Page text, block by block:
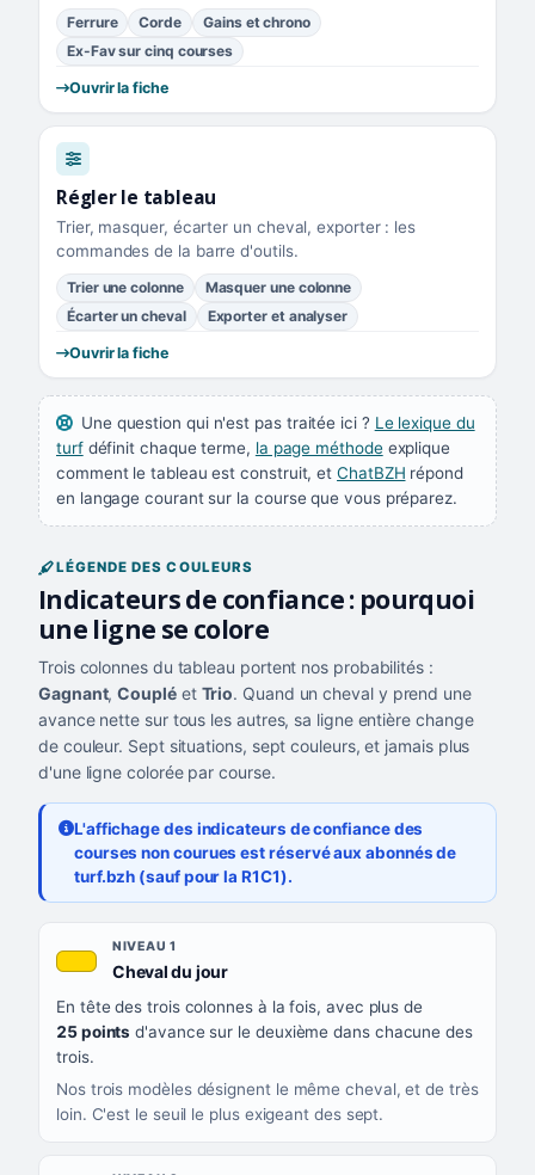
Ferrure Corde
Gains et chrono
Ex-Fav sur cinq courses
Ouvrir la fiche
Régler le tableau
Trier, masquer, écarter un cheval, exporter : les
commandes de la barre d'outils.
Trier une colonne
Masquer une colonne
Écarter un cheval
Exporter et analyser
Ouvrir la fiche
Une question qui n'est pas traitée ici ? Le lexique du
turfdéfinit chaque terme, la page méthodeexplique
comment le tableau est construit, etChatBZH répond
en langage courant sur la course que vous préparez.
LÉGENDE DES COULEURS
Indicateurs de confiance : pourquoi
une ligne se colore
Trois colonnes du tableau portent nos probabilités :
Gagnant,Coupléet Trio. Quand un cheval y prend une
avance nette sur tous les autres, sa ligne entière change
de couleur. Sept situations, sept couleurs, et jamais plus
d'une ligne colorée par course.
L'affichage des indicateurs de confiance des
courses non courues est réservé aux abonnés de
turf.bzh (sauf pour la R1C1).
QUAND LA LIGNE PREND CETTE COULEUR
CE QUE CELA VOUS DIT
NIVEAU 1
Cheval du jour, couleur jaune or
En tête des trois colonnes à la fois, avec plus de
25 points d'avance sur le deuxième dans chacune des
trois.
Nos trois modèles désignent le même cheval, et de très
loin. C'est le seuil le plus exigeant des sept.